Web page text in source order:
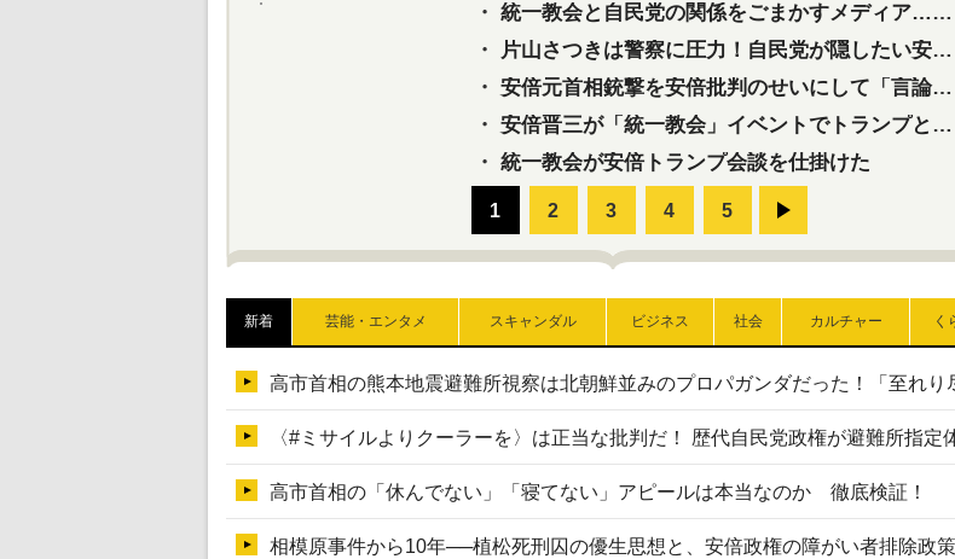
・ 統一教会と自民党の関係をごまかすメディア…民放は有田芳生に発言自粛を要求
・
片山さつきは警察に圧力！自民党が隠したい安倍元首相と統一教会の深い関係
・ 安倍元首相銃撃を安倍批判のせいにして「言論封殺」に利用する自民党応援団
・ 安倍晋三が「統一教会」イベントでトランプと演説！同性婚や夫婦別姓を攻撃
・ 統一教会が安倍トランプ会談を仕掛けた
新着 芸能・エンタメ スキャンダル ビジネス 社会 カルチャー く